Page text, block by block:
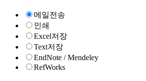
메일전송
인쇄
Excel저장
Text저장
EndNote / Mendeley
RefWorks